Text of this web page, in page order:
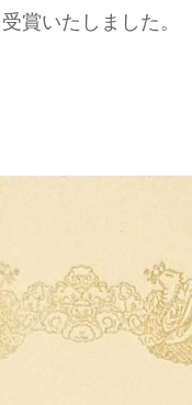
賞いたしました。